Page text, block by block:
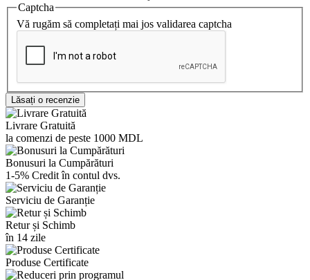
Captcha
Vă rugăm să completați mai jos validarea captcha
Lăsați o recenzie
Livrare Gratuită
la comenzi de peste 1000 MDL
Bonusuri la Cumpărături
1-5% Credit în contul dvs.
Serviciu de Garanție
Retur și Schimb
în 14 zile
Produse Certificate